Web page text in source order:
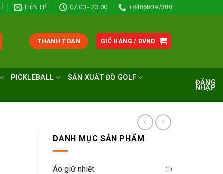
LIÊN HỆ 07:00 - 23:00 +84868097388
THANH TOÁN GIỎ HÀNG / 0VND
PICKLEBALL SẢN XUẤT ĐỒ GOLF
ĐĂNG
NHẬP
DANH MỤC SẢN PHẨM
Áo giữ nhiệt (1)